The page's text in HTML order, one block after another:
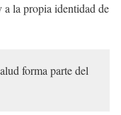
a la propia identidad de
forma parte del